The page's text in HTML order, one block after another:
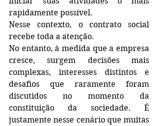
rapidamente possível.
Nesse contexto, o contrato social
recebe toda a atenção.
No entanto, à medida que a empresa
cresce, surgem decisões mais
complexas, interesses distintos e
desafios que raramente foram
discutidos no momento da
constituição da sociedade. É
justamente nesse cenário que muitas